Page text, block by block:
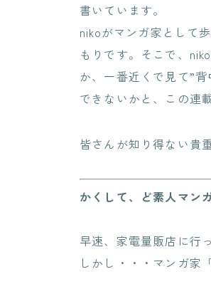
書いています。
nikoがマンガ家として
もりです。そこで、
か、一番近くで見て”
できないかと、この連
皆さんが知り得ない貴
かくして、ど素人マン
早速、家電量販店に行
しかし・・・マンガ家